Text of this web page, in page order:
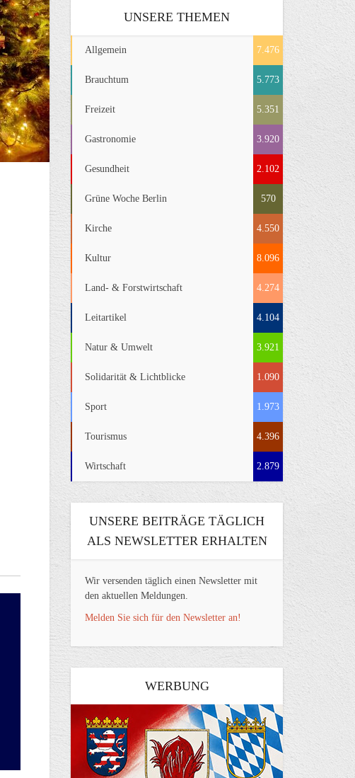
UNSERE THEMEN
Allgemein 7.476
Brauchtum 5.773
Freizeit 5.351
Gastronomie 3.920
Gesundheit 2.102
Grüne Woche Berlin 570
Kirche 4.550
Kultur 8.096
Land- & Forstwirtschaft 4.274
Leitartikel 4.104
Natur & Umwelt 3.921
Solidarität & Lichtblicke 1.090
Sport 1.973
Tourismus 4.396
Wirtschaft 2.879
UNSERE BEITRÄGE TÄGLICH
ALS NEWSLETTER ERHALTEN
Wir versenden täglich einen Newsletter mit
den aktuellen Meldungen.
Melden Sie sich für den Newsletter an!
WERBUNG